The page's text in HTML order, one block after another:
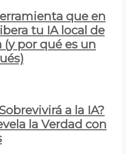
que en
tu IA local de
por qué es un
a la IA?
la Verdad con